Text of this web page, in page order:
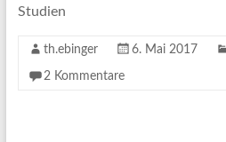
Studien
th.ebinger 6. Mai 2017
2 Kommentare